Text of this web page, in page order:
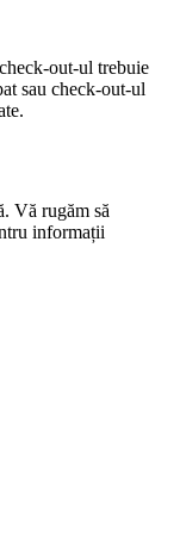
out-ul trebuie
sau check-out-ul
Vă rugăm să
informații